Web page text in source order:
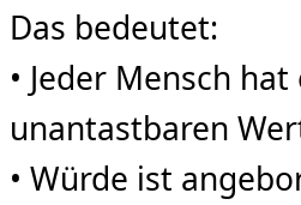
Das bedeutet:
• Jeder Mensch
unantastbaren
• Würde ist